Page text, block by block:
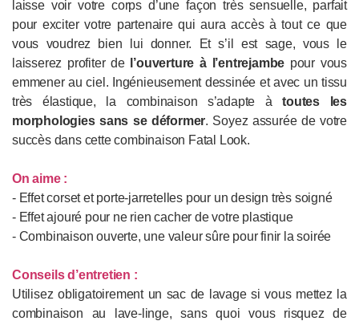
laisse voir votre corps d’une façon très sensuelle, parfait
pour exciter votre partenaire qui aura accès à tout ce que
vous voudrez bien lui donner. Et s’il est sage, vous le
laisserez profiter de
l’ouverture à l’entrejambe pour vous
emmener au ciel. Ingénieusement dessinée et avec un tissu
très élastique, la combinaison s’adapte àtoutes les
morphologies sans se déformer. Soyez assurée de votre
succès dans cette combinaison Fatal Look.
On aime :
- Effet corset et porte-jarretelles pour un design très soigné
- Effet ajouré pour ne rien cacher de votre plastique
- Combinaison ouverte, une valeur sûre pour finir la soirée
Conseils d’entretien :
Utilisez obligatoirement un sac de lavage si vous mettez la
combinaison au lave-linge, sans quoi vous risquez de